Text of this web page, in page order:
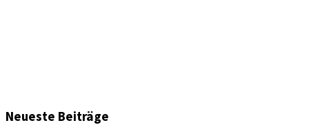
Neueste Beiträge